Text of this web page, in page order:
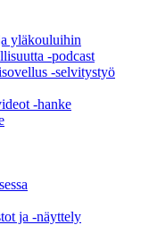
yläkouluihin
-podcast
-selvitystyö
-hanke
ja -näyttely